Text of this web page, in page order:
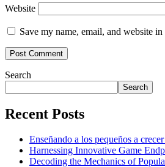
Website
Save my name, email, and website
Search
Search
Recent Posts
Enseñando a los pequeños a
Harnessing Innovative Game
Decoding the Mechanics of